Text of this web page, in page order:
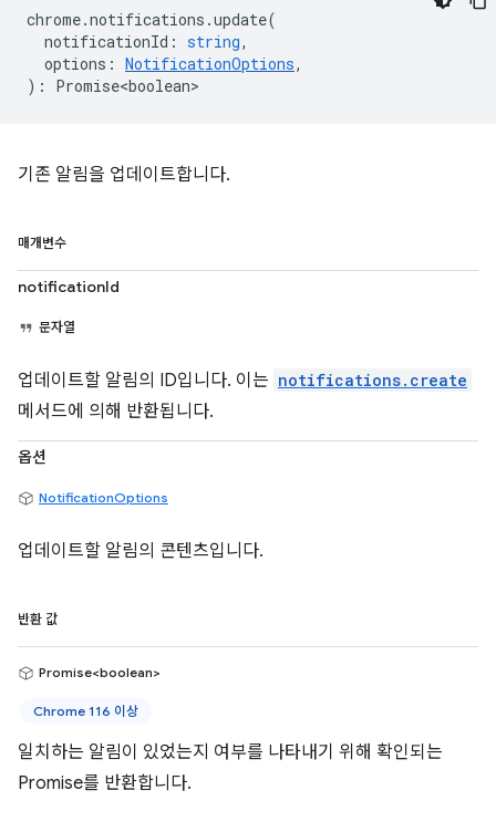
chrome.notifications .update(
notificationId : string,
options : NotificationOptions,
) : Promise<boolean>
기존 알림을 업데이트합니다.
매개변수
notificationId
문자열
업데이트할 알림의 ID입니다. 이는 notifications.create
메서드에 의해 반환됩니다.
옵션
NotificationOptions
업데이트할 알림의 콘텐츠입니다.
반환 값
Promise<boolean>
Chrome 116 이상
일치하는 알림이 있었는지 여부를 나타내기 위해 확인되는
Promise를 반환합니다.